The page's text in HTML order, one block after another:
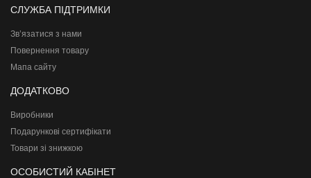
СЛУЖБА ПІДТРИМКИ
Зв’язатися з нами
Повернення товару
Мапа сайту
ДОДАТКОВО
Виробники
Подарункові сертифікати
Товари зі знижкою
ОСОБИСТИЙ КАБІНЕТ